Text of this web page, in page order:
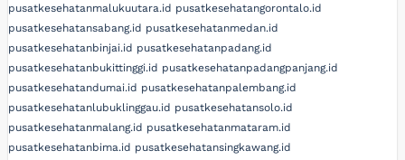
pusatkesehatanmalukuutara.id pusatkesehatangorontalo.id
pusatkesehatansabang.id pusatkesehatanmedan.id
pusatkesehatanbinjai.id pusatkesehatanpadang.id
pusatkesehatanbukittinggi.id pusatkesehatanpadangpanjang.id
pusatkesehatandumai.id pusatkesehatanpalembang.id
pusatkesehatanlubuklinggau.id pusatkesehatansolo.id
pusatkesehatanmalang.id pusatkesehatanmataram.id
pusatkesehatanbima.id pusatkesehatansingkawang.id